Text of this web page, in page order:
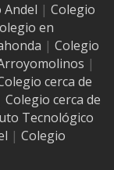
Andel | Colegio
en
| Colegio
|
cerca de
Colegio cerca de
Tecnológico
| Colegio